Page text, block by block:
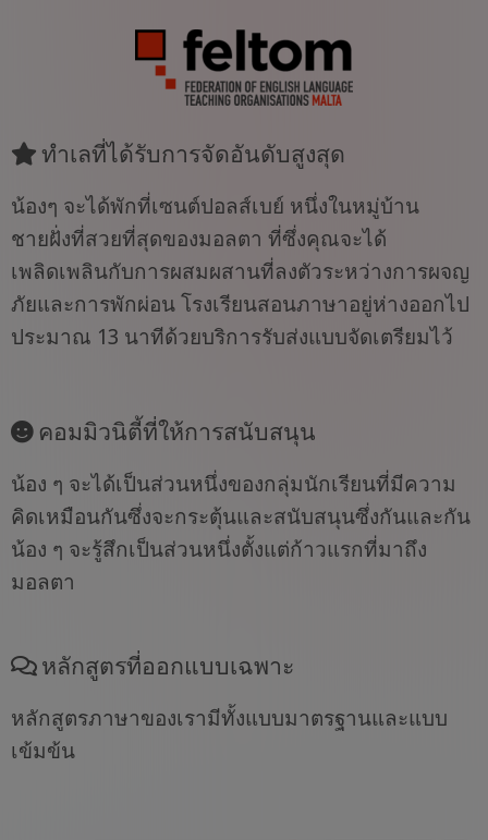
ทำเลที่ได้รับการจัดอันดับสูงสุด
น้องๆ จะได้พักที่เซนต์ปอลส์เบย์ หนึ่งในหมู่บ้าน
ชายฝั่งที่สวยที่สุดของมอลตา ที่ซึ่งคุณจะได้
เพลิดเพลินกับการผสมผสานที่ลงตัวระหว่างการผจญ
ภัยและการพักผ่อน โรงเรียนสอนภาษาอยู่ห่างออกไป
ประมาณ 13 นาทีด้วยบริการรับส่งแบบจัดเตรียมไว้
คอมมิวนิตี้ที่ให้การสนับสนุน
น้อง ๆ จะได้เป็นส่วนหนึ่งของกลุ่มนักเรียนที่มีความ
คิดเหมือนกันซึ่งจะกระตุ้นและสนับสนุนซึ่งกันและกัน
น้อง ๆ จะรู้สึกเป็นส่วนหนึ่งตั้งแต่ก้าวแรกที่มาถึง
มอลตา
หลักสูตรที่ออกแบบเฉพาะ
หลักสูตรภาษาของเรามีทั้งแบบมาตรฐานและแบบ
เข้มข้น